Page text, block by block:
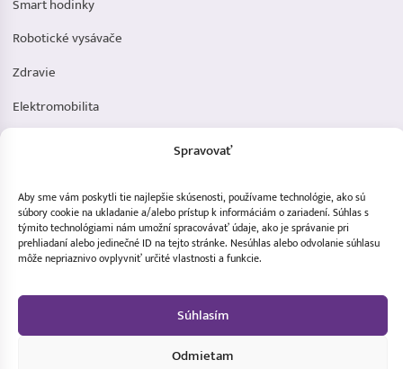
Spravovať
Aby sme vám poskytli tie najlepšie skúsenosti, používame technológie, ako sú
súbory cookie na ukladanie a/alebo prístup k informáciám o zariadení. Súhlas s
týmito technológiami nám umožní spracovávať údaje, ako je správanie pri
prehliadaní alebo jedinečné ID na tejto stránke. Nesúhlas alebo odvolanie súhlasu
môže nepriaznivo ovplyvniť určité vlastnosti a funkcie.
Súhlasím
Odmietam
Smart hodinky
Robotické vysávače
Zdravie
Elektromobilita
Obchodné podmienky
Ochrana osobných údajov